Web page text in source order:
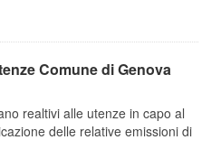
Comune di Genova
realtivi alle utenze in capo al
delle relative emissioni di